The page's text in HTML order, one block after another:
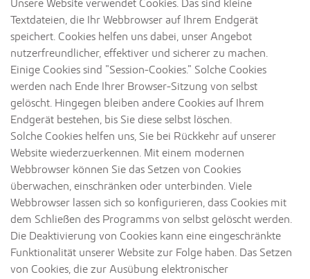
Unsere Website verwendet Cookies. Das sind kleine
Textdateien, die Ihr Webbrowser auf Ihrem Endgerät
speichert. Cookies helfen uns dabei, unser Angebot
nutzerfreundlicher, effektiver und sicherer zu machen.
Einige Cookies sind “Session-Cookies.” Solche Cookies
werden nach Ende Ihrer Browser-Sitzung von selbst
gelöscht. Hingegen bleiben andere Cookies auf Ihrem
Endgerät bestehen, bis Sie diese selbst löschen.
Solche Cookies helfen uns, Sie bei Rückkehr auf unserer
Website wiederzuerkennen. Mit einem modernen
Webbrowser können Sie das Setzen von Cookies
überwachen, einschränken oder unterbinden. Viele
Webbrowser lassen sich so konfigurieren, dass Cookies mit
dem Schließen des Programms von selbst gelöscht werden.
Die Deaktivierung von Cookies kann eine eingeschränkte
Funktionalität unserer Website zur Folge haben. Das Setzen
von Cookies, die zur Ausübung elektronischer